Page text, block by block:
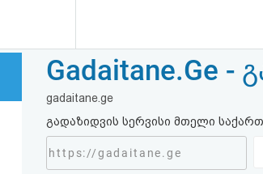
Gadaitane.Ge -
gadaitane.ge
გადაზიდვის სერვისი მთელი
https://gadaitane.ge